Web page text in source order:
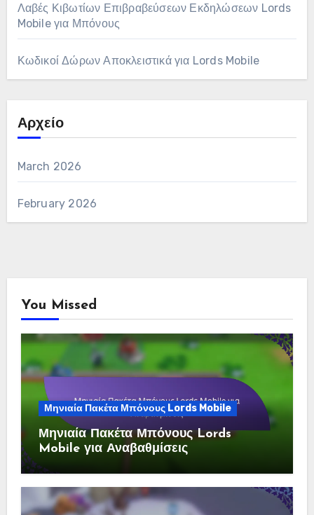
Λαβές Κιβωτίων Επιβραβεύσεων Εκδηλώσεων Lords
Mobile για Μπόνους
Κωδικοί Δώρων Αποκλειστικά για Lords Mobile
Αρχείο
March 2026
February 2026
You Missed
Μηνιαία Πακέτα Μπόνους Lords Mobile
Μηνιαία Πακέτα Μπόνους Lords
Mobile για Αναβαθμίσεις